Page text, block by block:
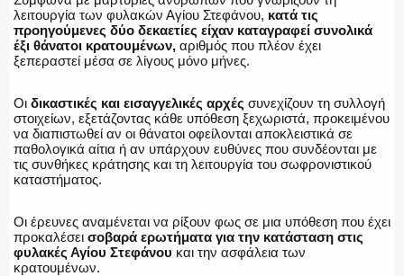
λειτουργία των φυλακών Αγίου Στεφάνου, κατά τις
προηγούμενες δύο δεκαετίες είχαν καταγραφεί συνολικά
έξι θάνατοι κρατουμένων, αριθμός που πλέον έχει
ξεπεραστεί μέσα σε λίγους μόνο μήνες.
Οι δικαστικές και εισαγγελικές αρχές συνεχίζουν τη συλλογή
στοιχείων, εξετάζοντας κάθε υπόθεση ξεχωριστά, προκειμένου
να διαπιστωθεί αν οι θάνατοι οφείλονται αποκλειστικά σε
παθολογικά αίτια ή αν υπάρχουν ευθύνες που συνδέονται με
τις συνθήκες κράτησης και τη λειτουργία του σωφρονιστικού
καταστήματος.
Οι έρευνες αναμένεται να ρίξουν φως σε μια υπόθεση που έχει
προκαλέσει σοβαρά ερωτήματα για την κατάσταση στις
φυλακές Αγίου Στεφάνου και την ασφάλεια των
κρατουμένων.